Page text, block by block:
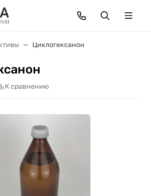
Циклогексанон
К сравнению